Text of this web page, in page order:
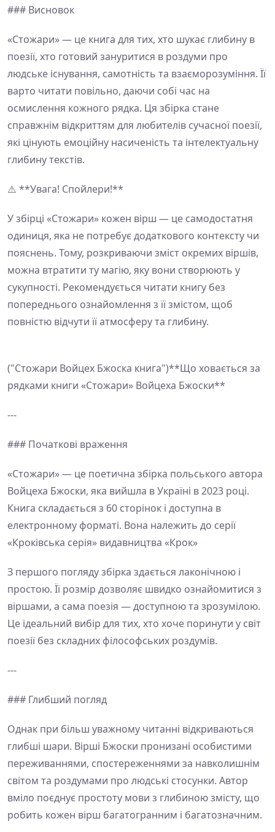
### Висновок
«Стожари» — це книга для тих, хто шукає глибину в
поезії, хто готовий зануритися в роздуми про
людське існування, самотність та взаєморозуміння. Її
варто читати повільно, даючи собі час на
осмислення кожного рядка. Ця збірка стане
справжнім відкриттям для любителів сучасної поезії,
які цінують емоційну насиченість та інтелектуальну
глибину текстів.
⚠️ **Увага! Спойлери!**
У збірці «Стожари» кожен вірш — це самодостатня
одиниця, яка не потребує додаткового контексту чи
пояснень. Тому, розкриваючи зміст окремих віршів,
можна втратити ту магію, яку вони створюють у
сукупності. Рекомендується читати книгу без
попереднього ознайомлення з її змістом, щоб
повністю відчути її атмосферу та глибину.
("Стожари Войцех Бжоска книга")**Що ховається за
рядками книги «Стожари» Войцеха Бжоски**
---
### Початкові враження
«Стожари» — це поетична збірка польського автора
Войцеха Бжоски, яка вийшла в Україні в 2023 році.
Книга складається з 60 сторінок і доступна в
електронному форматі. Вона належить до серії
«Кроківська серія» видавництва «Крок»
З першого погляду збірка здається лаконічною і
простою. Її розмір дозволяє швидко ознайомитися з
віршами, а сама поезія — доступною та зрозумілою.
Це ідеальний вибір для тих, хто хоче поринути у світ
поезії без складних філософських роздумів.
---
### Глибший погляд
Однак при більш уважному читанні відкриваються
глибші шари. Вірші Бжоски пронизані особистими
переживаннями, спостереженнями за навколишнім
світом та роздумами про людські стосунки. Автор
вміло поєднує простоту мови з глибиною змісту, що
робить кожен вірш багатогранним і багатозначним.